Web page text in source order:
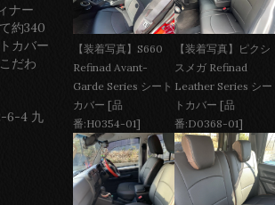
ナー
約340
カバー
だわ
6-4 九
【装着写真】S660
Refinad Avant-
Garde Series シート
カバー [品
番:H0354-01]
【装着写真】ピクシ
スメガ Refinad
Leather Series シー
トカバー [品
番:D0368-01]